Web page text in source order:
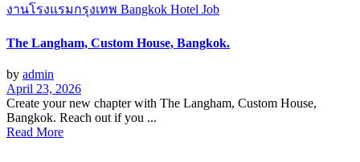
งานโรงแรมกรุงเทพ Bangkok Hotel Job
The Langham, Custom House, Bangkok.
by admin
April 23, 2026
Create your new chapter with The Langham, Custom House,
Bangkok. Reach out if you ...
Read More